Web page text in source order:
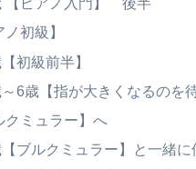
ノ初級】
初級前半】
6歳【指が大きくなるのを
クミュラー】へ
ブルクミュラー】と一緒に